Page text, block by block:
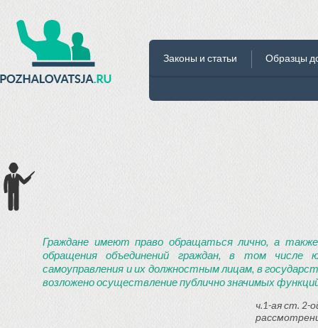
Законы и статьи Образцы
Граждане имеют право обращаться лично, а
обращения объединений граждан, в том числе
самоуправления и их должностным лицам, в
возложено осуществление публично значимых
ч.1-ая ст. 2-